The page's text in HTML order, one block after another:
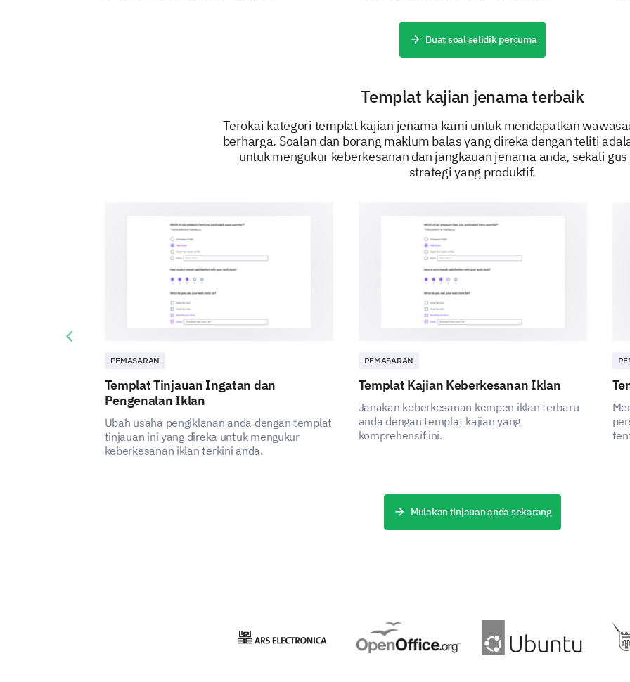
Buat soal selidik percuma
Templat kajian jenama terbaik
Terokai kategori templat kajian jenama kami untuk mendapatkan
berharga. Soalan dan borang maklum balas yang direka dengan teliti
untuk mengukur keberkesanan dan jangkauan jenama anda, sekali
strategi yang produktif.
PEMASARAN
Templat Tinjauan Ingatan dan
Pengenalan Iklan
Ubah usaha pengiklanan anda dengan templat
tinjauan ini yang direka untuk mengukur
keberkesanan iklan terkini anda.
PEMASARAN
Templat Kajian Keberkesanan Iklan
Janakan keberkesanan kempen iklan terbaru
anda dengan templat kajian yang
komprehensif ini.
Previous slide
Mulakan tinjauan anda sekarang